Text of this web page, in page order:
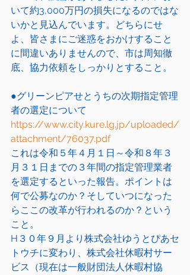
いて約3,000万円の損失になるのではな
いかと見込んでいます。どちらにせ
よ、皆さまにご迷惑をおかけすること
に間違いありませんので、市は周知徹
底、協力依頼をしっかりとすること。
●グリーンピアせとうちの次期指定管理
者の選定について
https://www.city.kure.lg.jp/uploaded/
attachment/76037.pdf
これは令和５年４月１日～令和８年３
月３１日までの３年間の指定管理業者
を選定するといった報告。ポイントは
何で公募なのか？そしていつになった
らここの改革が行われるのか？という
こと。
H３０年９月より株式会社ゆうとぴあセ
トウチに変わり、株式会社休暇村サー
ビス（現在は一般財団法人休暇村協